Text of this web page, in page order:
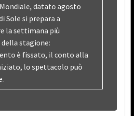
datato agosto
Sole si prepara a
la settimana più
stagione:
è fissato, il conto alla
lo spettacolo può